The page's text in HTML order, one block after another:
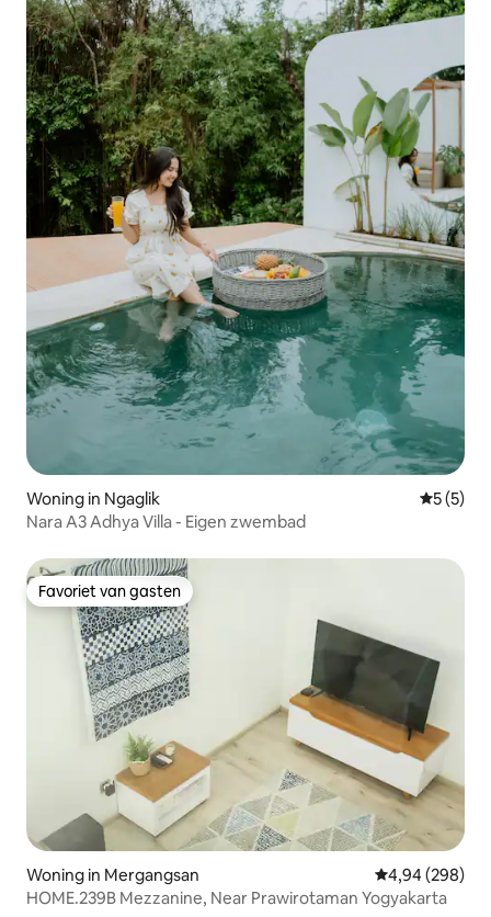
Woning in Ngaglik
5 (5)
Nara A3 Adhya Villa - Eigen zwembad
Favoriet van gasten
Favoriet van gasten
Woning in Mergangsan Gemiddelde
4,94 (298)
HOME.239B Mezzanine, Near Prawirotaman Yogyakarta